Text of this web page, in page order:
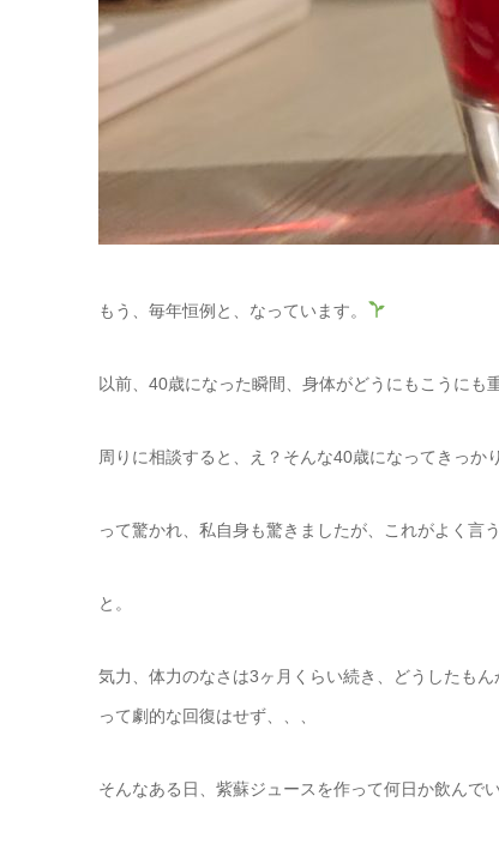
もう、毎年恒例と、なっています。
以前、40歳になった瞬間、身体がどうにもこうにも
周りに相談すると、え？そんな40歳になってきっか
って驚かれ、私自身も驚きましたが、これがよく言
と。
気力、体力のなさは3ヶ月くらい続き、どうしたも
って劇的な回復はせず、、、
そんなある日、紫蘇ジュースを作って何日か飲んで